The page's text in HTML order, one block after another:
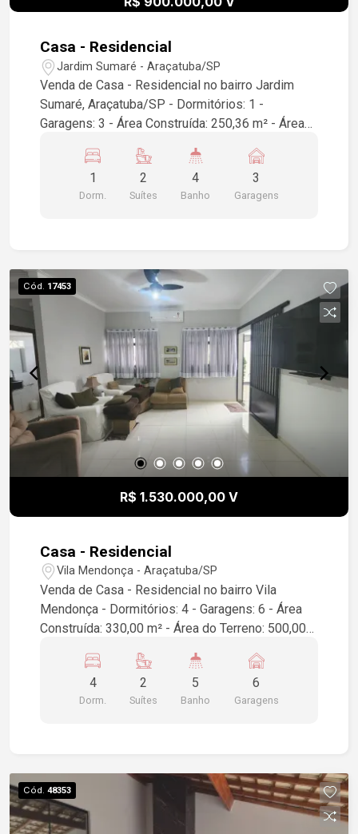
Casa - Residencial
Jardim Sumaré - Araçatuba/SP
Venda de Casa - Residencial no bairro Jardim
Sumaré, Araçatuba/SP - Dormitórios: 1 -
Garagens: 3 - Área Construída: 250,36 m² - Área
agendar uma visita, entre em contato!
1
Dorm.
2
Suítes
4
Banho
3
Garagens
Cód. 17453
R$ 1.530.000,00 V
Casa - Residencial
Vila Mendonça - Araçatuba/SP
Venda de Casa - Residencial no bairro Vila
Mendonça - Dormitórios: 4 - Garagens: 6 - Área
Construída: 330,00 m² - Área do Terreno: 500,00
excelente oportunidade para quem busca espaço
e conforto em uma das melhores regiões da
cidade. A casa possui amplos ambientes e está
4
Dorm.
2
Suítes
5
Banho
6
Garagens
Cód. 48353